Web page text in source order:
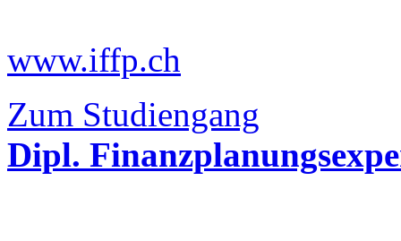
www.iffp.ch
Zum Studiengang
Dipl.